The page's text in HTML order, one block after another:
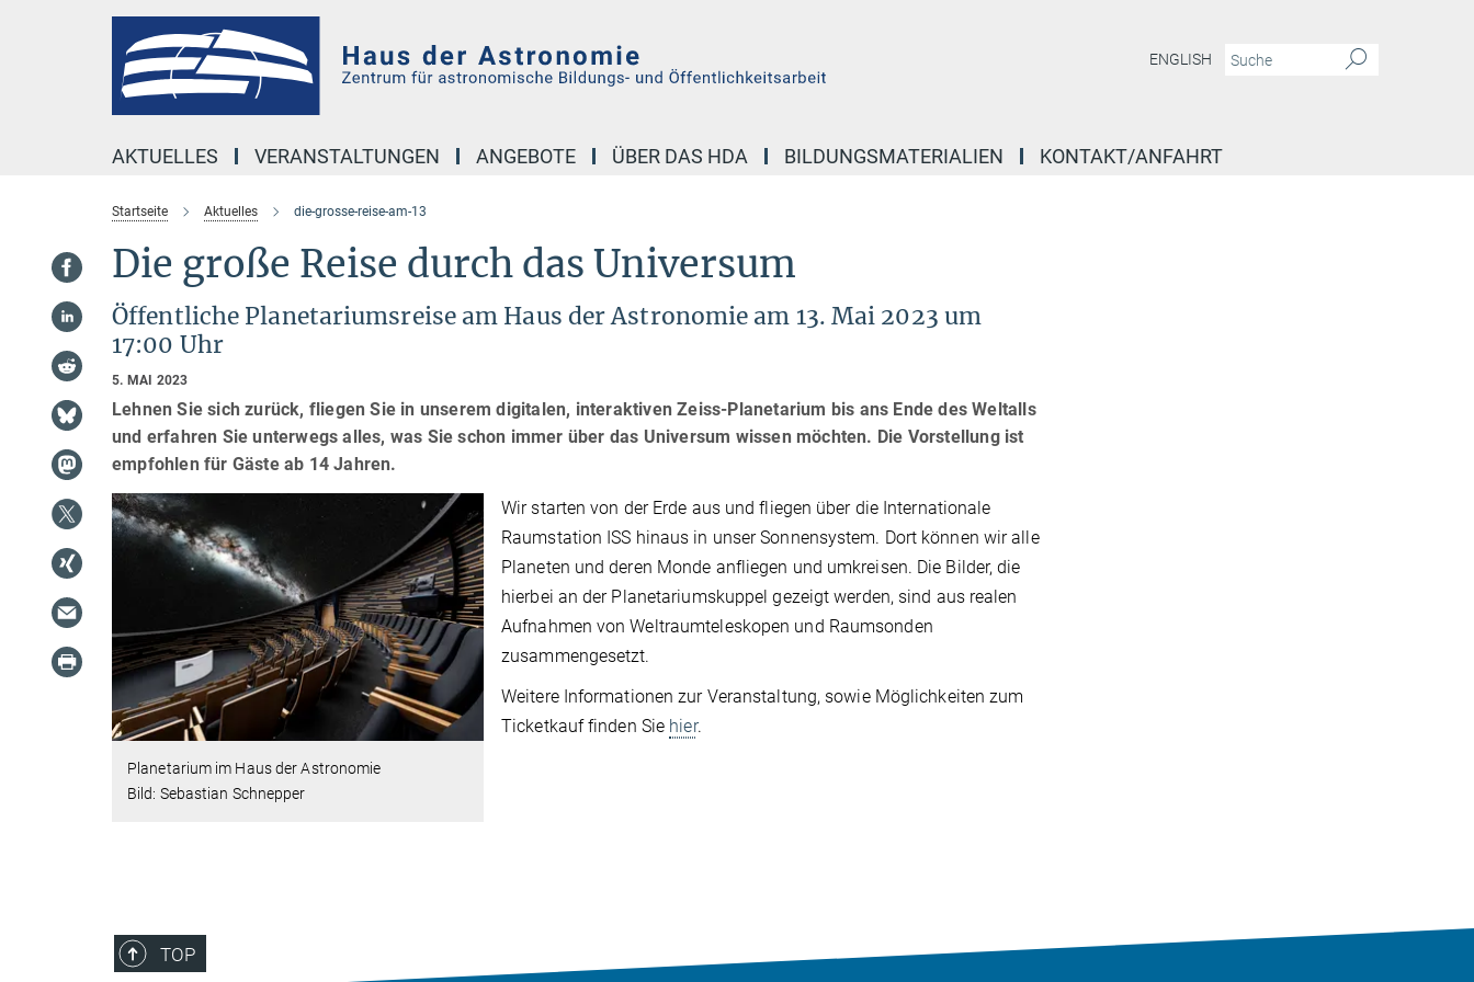
ENGLISH
AKTUELLES VERANSTALTUNGEN ANGEBOTE ÜBER DAS HDA BILDUNGSMATERIALIEN KONTAKT/ANFAHRT
Startseite Aktuelles die-grosse-reise-am-13
Die große Reise durch das Universum
Öffentliche Planetariumsreise am Haus der Astronomie am 13. Mai 2023 um
17:00 Uhr
5. MAI 2023
Lehnen Sie sich zurück, fliegen Sie in unserem digitalen, interaktiven Zeiss-Planetarium bis ans Ende des Weltalls
und erfahren Sie unterwegs alles, was Sie schon immer über das Universum wissen möchten. Die Vorstellung ist
empfohlen für Gäste ab 14 Jahren.
Planetarium im Haus der Astronomie
Bild: Sebastian Schnepper
Wir starten von der Erde aus und fliegen über die Internationale
Raumstation ISS hinaus in unser Sonnensystem. Dort können wir alle
Planeten und deren Monde anfliegen und umkreisen. Die Bilder, die
hierbei an der Planetariumskuppel gezeigt werden, sind aus realen
Aufnahmen von Weltraumteleskopen und Raumsonden
zusammengesetzt.
Weitere Informationen zur Veranstaltung, sowie Möglichkeiten zum
Ticketkauf finden Sie hier.
TOP